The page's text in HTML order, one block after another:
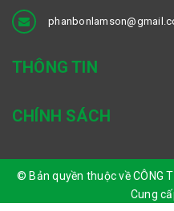
THÔNG TIN
CHÍNH SÁCH
© Bản quyền thuộc về CÔNG
Cung